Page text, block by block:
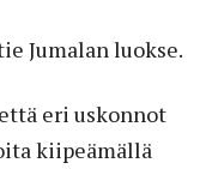
Jumalan luokse.
eri uskonnot
kiipeämällä